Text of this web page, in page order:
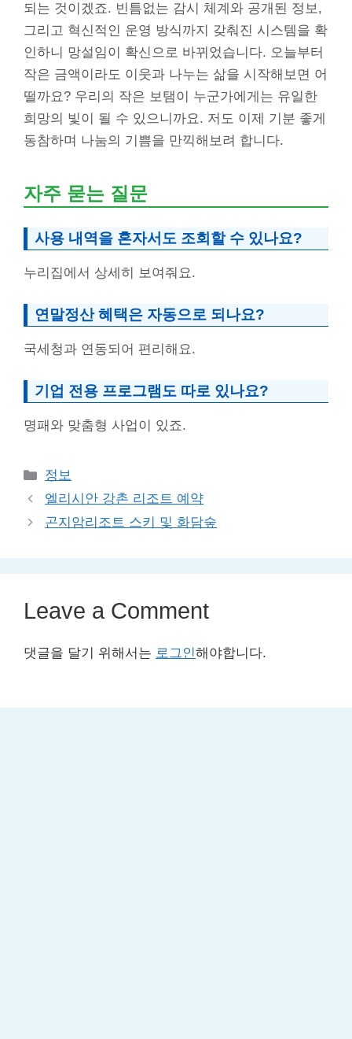
되는 것이겠죠. 빈틈없는 감시 체계와 공개된 정보,
그리고 혁신적인 운영 방식까지 갖춰진 시스템을 확
인하니 망설임이 확신으로 바뀌었습니다. 오늘부터
작은 금액이라도 이웃과 나누는 삶을 시작해보면 어
떨까요? 우리의 작은 보탬이 누군가에게는 유일한
희망의 빛이 될 수 있으니까요. 저도 이제 기분 좋게
동참하며 나눔의 기쁨을 만끽해보려 합니다.
자주 묻는 질문
사용 내역을 혼자서도 조회할 수 있나요?
누리집에서 상세히 보여줘요.
연말정산 혜택은 자동으로 되나요?
국세청과 연동되어 편리해요.
기업 전용 프로그램도 따로 있나요?
명패와 맞춤형 사업이 있죠.
Categories
정보
엘리시안 강촌 리조트 예약
곤지암리조트 스키 및 화담숲
Leave a Comment
댓글을 달기 위해서는 로그인해야합니다.